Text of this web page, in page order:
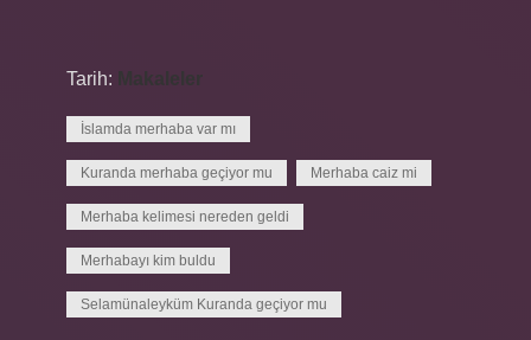
Tarih: Makaleler
İslamda merhaba var mı
Kuranda merhaba geçiyor mu Merhaba caiz mi
Merhaba kelimesi nereden geldi
Merhabayı kim buldu
Selamünaleyküm Kuranda geçiyor mu